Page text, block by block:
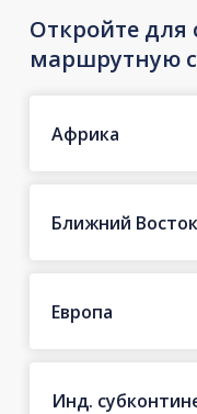
Откройте для
маршрутную
Африка
Ближний Восток
Европа
Инд.